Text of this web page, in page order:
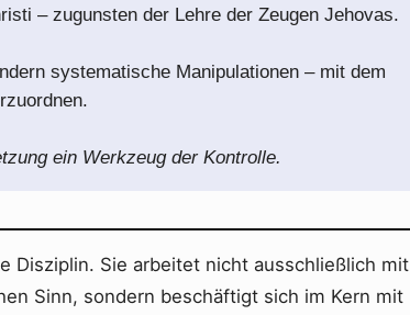
– zugunsten der Lehre der Zeugen Jehovas.
systematische Manipulationen – mit dem
ein Werkzeug der Kontrolle.
Disziplin. Sie arbeitet nicht ausschließlich mit
Sinn, sondern beschäftigt sich im Kern mit